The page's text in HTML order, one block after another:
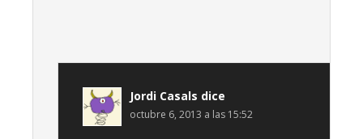
Jordi Casals dice
octubre 6, 2013 a las 15:52